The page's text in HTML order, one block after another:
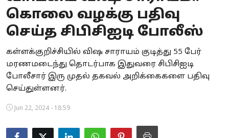
Business
Crime
Tamilnadu
National
World
Astrology
கொலை வழக்கு பதிவு
செய்த சிபிசிஐடி போலீஸ்
கள்ளக்குறிச்சியில் விஷ சாராயம் குடித்து 55 பேர்
மரணமடைந்து தொடர்பாக இதுவரை சிபிசிஐடி
போலீசார் இரு முதல் தகவல் அறிக்கைகளை பதிவு
செய்துள்ளனர்.
Jun 22, 2024 - 18:59